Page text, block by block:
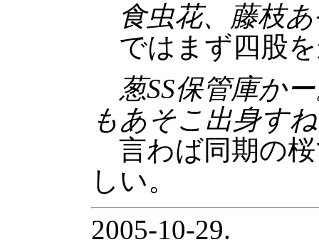
食虫花、藤枝
ではまず四股
葱SS保管庫か
もあそこ出身す
言わば同期の
しい。
2005-10-29.